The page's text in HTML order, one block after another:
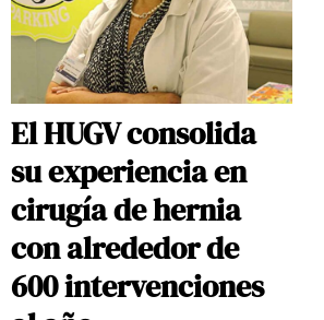
El HUGV consolida
su experiencia en
cirugía de hernia
con alrededor de
600 intervenciones